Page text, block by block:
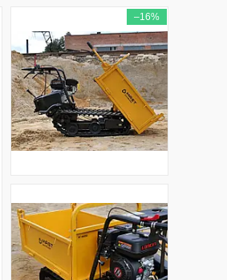
–16%